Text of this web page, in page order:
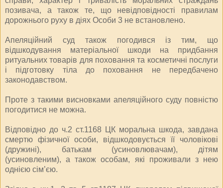
позивача, а також те, що невідповідності правилам
дорожнього руху в діях Особи 3 не встановлено.
Апеляційний суд також погодився із тим, що
відшкодування матеріальної шкоди на придбання
ритуальних товарів для поховання та косметичні послуги
і підготовку тіла до поховання не передбачено
законодавством.
Проте з такими висновками апеляційного суду повністю
погодитися не можна.
Відповідно до ч.2 ст.1168 ЦК моральна шкода, завдана
смертю фізичної особи, відшкодовується її чоловікові
(дружині), батькам (усиновлювачам), дітям
(усиновленим), а також особам, які проживали з нею
однією сім’єю.